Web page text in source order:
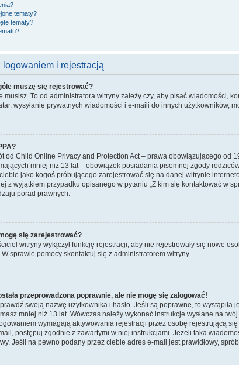
tematy?
tematy?
logowaniem i rejestracją
muszę się rejestrować?
musisz. To od administratora witryny zależy czy, aby pisać wiadomości,
wysyłanie prywatnych wiadomości i e-maili do innych
od Child Online Privacy and Protection Act – prawa obowiązującego
mniej niż 13 lat – obowiązek posiadania pisemnej zgody
jako kogoś próbującego zarejestrować się na danej witrynie
z wyjątkiem przypadku opisanego w pytaniu „Z kim się kontaktować w
porad prawnych.
się zarejestrować?
witryny wyłączył funkcję rejestracji, aby nie rejestrowały się nowe
sprawie pomocy skontaktuj się z administratorem witryny.
przeprowadzona poprawnie, ale nie mogę się zalogować!
swoją nazwę użytkownika i hasło. Jeśli są poprawne, to
mniej niż 13 lat. Wówczas należy wykonać instrukcje wysłane na
wymagają aktywowania rejestracji przez osobę rejestrującą
postępuj zgodnie z zawartymi w niej instrukcjami. Jeżeli taka
Jeśli na pewno podany przez ciebie adres e-mail jest prawidłowy,